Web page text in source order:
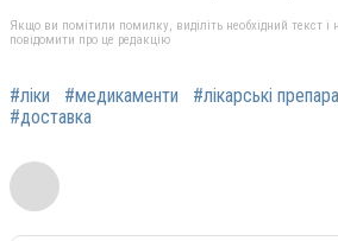
Якщо ви помітили помилку, виділіть необхідний текст і
повідомити про це редакцію
#ліки #медикаменти #лікарські
#доставка